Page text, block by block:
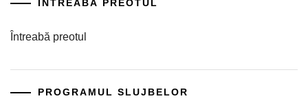
ÎNTREABĂ PREOTUL
Întreabă preotul
PROGRAMUL SLUJBELOR